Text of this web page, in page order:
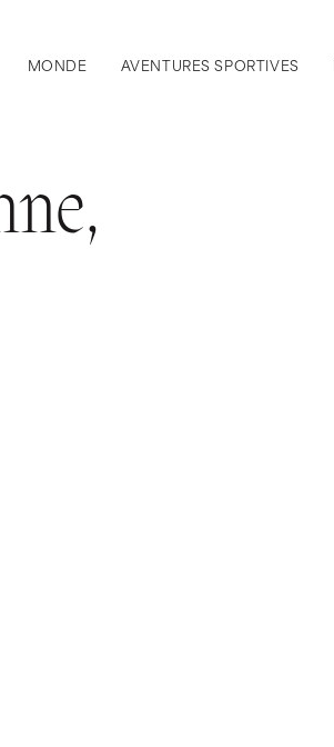
MONDE AVENTURES SPORTIVES